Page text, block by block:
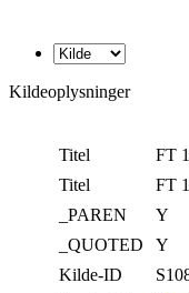
Kildeoplysninger
Titel
FT
Titel
FT
_PAREN
Y
_QUOTED
Y
Kilde-ID